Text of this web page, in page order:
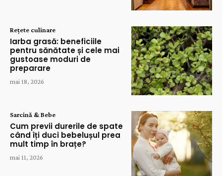
Rețete culinare
Iarba grasă: beneficiile
pentru sănătate și cele mai
gustoase moduri de
preparare
mai 18, 2026
Sarcină & Bebe
Cum previi durerile de spate
când îți duci bebelușul prea
mult timp în brațe?
mai 11, 2026